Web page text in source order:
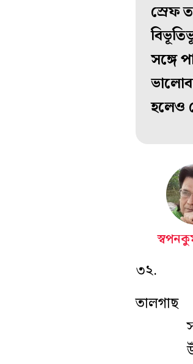
স্রেফ
সঙ্গে
হলেও
৩২.
তালগাছ
সব
উঁকি